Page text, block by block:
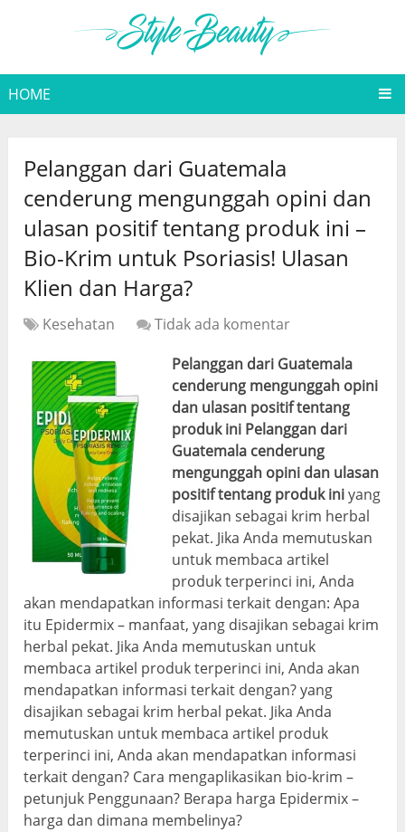
HOME
Pelanggan dari Guatemala
cenderung mengunggah opini dan
ulasan positif tentang produk ini –
Bio-Krim untuk Psoriasis! Ulasan
Klien dan Harga?
Kesehatan
Tidak ada komentar
Pelanggan dari Guatemala
cenderung mengunggah opini
dan ulasan positif tentang
produk ini Pelanggan dari
Guatemala cenderung
mengunggah opini dan ulasan
positif tentang produk iniyang
disajikan sebagai krim herbal
pekat. Jika Anda memutuskan
untuk membaca artikel
produk terperinci ini, Anda
akan mendapatkan informasi terkait dengan: Apa
itu Epidermix – manfaat, yang disajikan sebagai krim
herbal pekat. Jika Anda memutuskan untuk
membaca artikel produk terperinci ini, Anda akan
mendapatkan informasi terkait dengan? yang
disajikan sebagai krim herbal pekat. Jika Anda
memutuskan untuk membaca artikel produk
terperinci ini, Anda akan mendapatkan informasi
terkait dengan? Cara mengaplikasikan bio-krim –
petunjuk Penggunaan? Berapa harga Epidermix –
harga dan dimana membelinya?